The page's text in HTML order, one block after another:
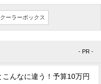
ーラーボックス
- PR -
こんなに違う！予算10万円